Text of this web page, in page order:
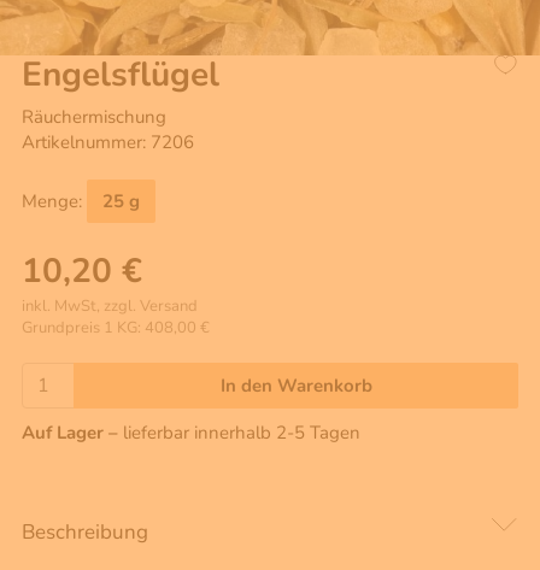
Engelsflügel
Räuchermischung
Artikelnummer: 7206
Menge: 25 g
10,20 €
inkl. MwSt, zzgl. Versand
Grundpreis 1 KG: 408,00 €
In den Warenkorb
Auf Lager – lieferbar innerhalb 2-5 Tagen
Beschreibung